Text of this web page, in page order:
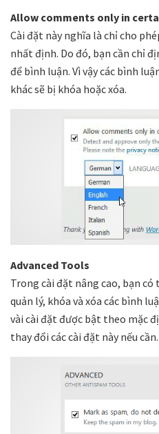
Allow comments only in
Cài đặt này nghĩa là chỉ cho
nhất định. Do đó, bạn cần chỉ
để bình luận. Vì vậy các bình
khác sẽ bị khóa hoặc xóa.
Advanced Tools
Trong cài đặt nâng cao, bạn
quản lý, khóa và xóa các bình
vài cài đặt được bật theo mặc
thay đổi các cài đặt này nếu cần.